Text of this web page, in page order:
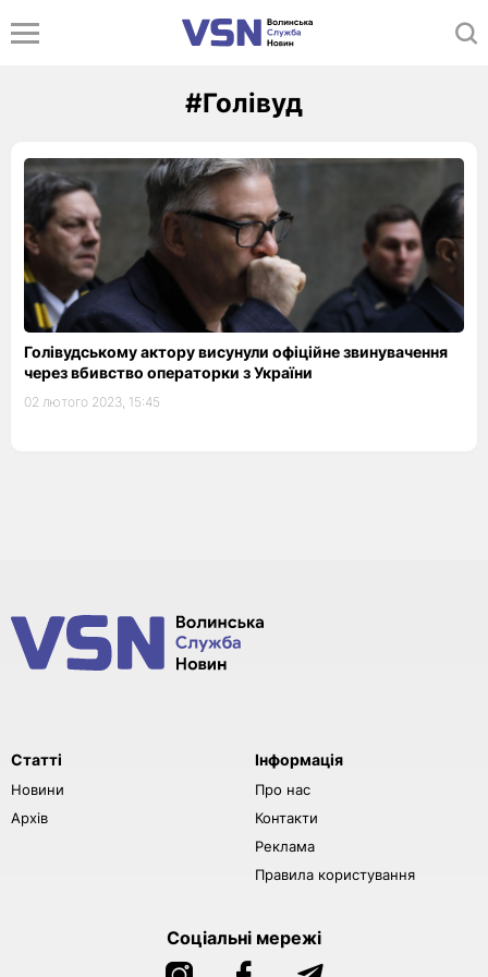
#Голівуд
Голівудському актору висунули офіційне звинувачення
через вбивство операторки з України
02 лютого 2023, 15:45
Статті
Новини
Архів
Інформація
Про нас
Контакти
Реклама
Правила користування
Соціальні мережі